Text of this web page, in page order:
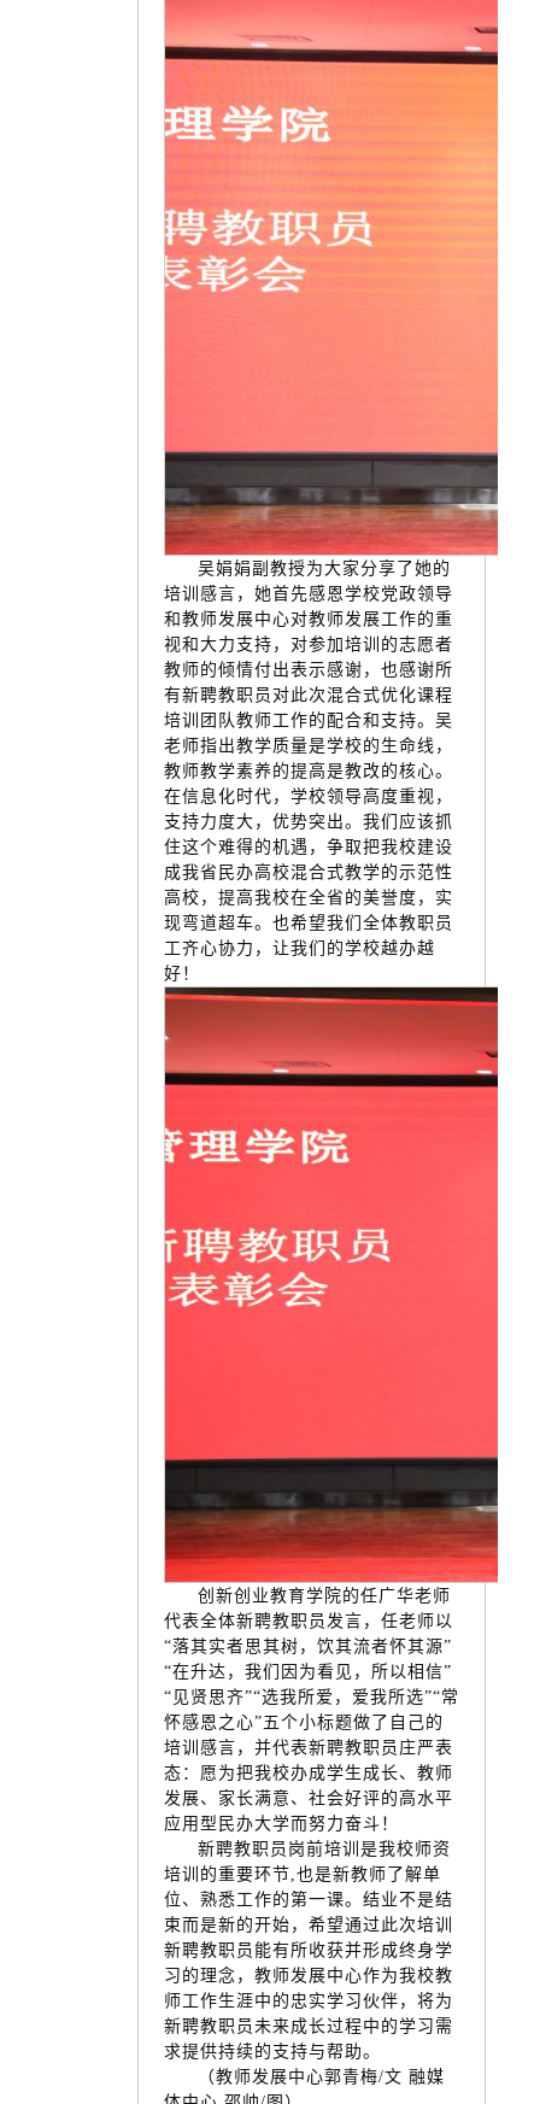
吴娟娟副教授为大家分享了她的
培训感言，她首先感恩学校党政领导
和教师发展中心对教师发展工作的重
视和大力支持，对参加培训的志愿者
教师的倾情付出表示感谢，也感谢所
有新聘教职员对此次混合式优化课程
培训团队教师工作的配合和支持。吴
老师指出教学质量是学校的生命线，
教师教学素养的提高是教改的核心。
在信息化时代，学校领导高度重视，
支持力度大，优势突出。我们应该抓
住这个难得的机遇，争取把我校建设
成我省民办高校混合式教学的示范性
高校，提高我校在全省的美誉度，实
现弯道超车。也希望我们全体教职员
工齐心协力，让我们的学校越办越
好！
创新创业教育学院的任广华老师
代表全体新聘教职员发言，任老师以
“落其实者思其树，饮其流者怀其源”
“在升达，我们因为看见，所以相信”
“见贤思齐”“选我所爱，爱我所选”“常
怀感恩之心”五个小标题做了自己的
培训感言，并代表新聘教职员庄严表
态：愿为把我校办成学生成长、教师
发展、家长满意、社会好评的高水平
应用型民办大学而努力奋斗！
新聘教职员岗前培训是我校师资
培训的重要环节,也是新教师了解单
位、熟悉工作的第一课。结业不是结
束而是新的开始，希望通过此次培训
新聘教职员能有所收获并形成终身学
习的理念，教师发展中心作为我校教
师工作生涯中的忠实学习伙伴，将为
新聘教职员未来成长过程中的学习需
求提供持续的支持与帮助。
（教师发展中心郭青梅/文 融媒